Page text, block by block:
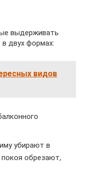
выдерживать
двух формах:
видов
убирают в
обрезают,